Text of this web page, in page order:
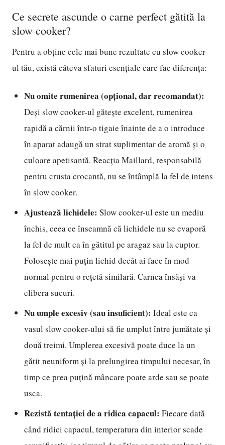
Ce secrete ascunde o carne perfect gătită la
slow cooker?
Pentru a obține cele mai bune rezultate cu slow cooker-
ul tău, există câteva sfaturi esențiale care fac diferența:
Nu omite rumenirea (opțional, dar recomandat):
Deși slow cooker-ul gătește excelent, rumenirea
rapidă a cărnii într-o tigaie înainte de a o introduce
în aparat adaugă un strat suplimentar de aromă și o
culoare apetisantă. Reacția Maillard, responsabilă
pentru crusta crocantă, nu se întâmplă la fel de intens
în slow cooker.
Ajustează lichidele: Slow cooker-ul este un mediu
închis, ceea ce înseamnă că lichidele nu se evaporă
la fel de mult ca în gătitul pe aragaz sau la cuptor.
Folosește mai puțin lichid decât ai face în mod
normal pentru o rețetă similară. Carnea însăși va
elibera sucuri.
Nu umple excesiv (sau insuficient): Ideal este ca
vasul slow cooker-ului să fie umplut între jumătate și
două treimi. Umplerea excesivă poate duce la un
gătit neuniform și la prelungirea timpului necesar, în
timp ce prea puțină mâncare poate arde sau se poate
usca.
Rezistă tentației de a ridica capacul: Fiecare dată
când ridici capacul, temperatura din interior scade